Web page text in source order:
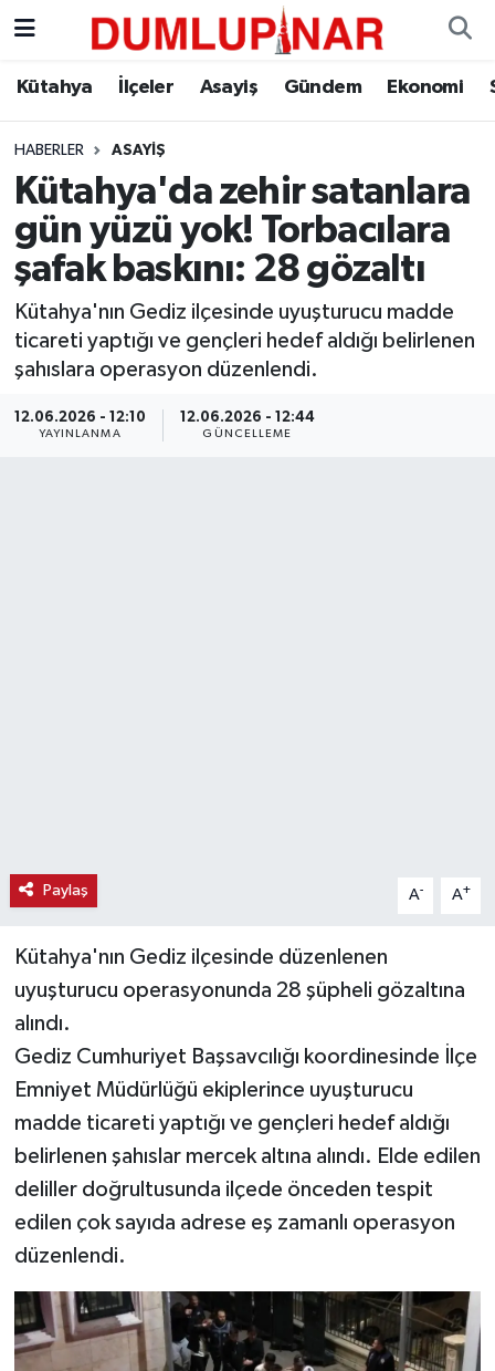
Kütahya İlçeler Asayiş Gündem Ekonomi
HABERLER ASAYIŞ
Kütahya'da zehir satanlara
gün yüzü yok! Torbacılara
şafak baskını: 28 gözaltı
Kütahya'nın Gediz ilçesinde uyuşturucu madde
ticareti yaptığı ve gençleri hedef aldığı belirlenen
şahıslara operasyon düzenlendi.
12.06.2026 - 12:10
YAYINLANMA
12.06.2026 - 12:44
GÜNCELLEME
Paylaş A- A+
Kütahya'nın Gediz ilçesinde düzenlenen
uyuşturucu operasyonunda 28 şüpheli gözaltına
alındı.
Gediz Cumhuriyet Başsavcılığı koordinesinde İlçe
Emniyet Müdürlüğü ekiplerince uyuşturucu
madde ticareti yaptığı ve gençleri hedef aldığı
belirlenen şahıslar mercek altına alındı. Elde edilen
deliller doğrultusunda ilçede önceden tespit
edilen çok sayıda adrese eş zamanlı operasyon
düzenlendi.
Asayiş
Diğer
Dünya
Eğitim
Ekonomi
Eleman
Emlak
Seri İlan
Spor
Vasıta
Vefat Haberleri
Yaşam
Kütahya Hava Durumu
Kütahya Trafik Yoğunluk Haritası
Süper Lig Puan Durumu ve Fikstür
Tüm Manşetler
Son Dakika Haberleri
Haber Arşivi